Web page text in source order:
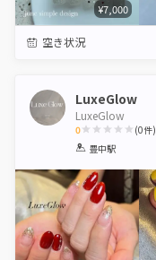
¥7,000
空き状況
LuxeGlow
LuxeGlow
0
1 2 3 4
(0件)
豊中駅